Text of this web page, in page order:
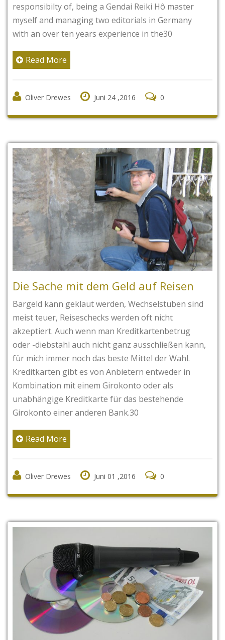
responsibilty of, being a Gendai Reiki Hô master
myself and managing two editorials in Germany
with an over ten years experience in the30
Read More
Oliver Drewes Juni 24 ,2016 0
Die Sache mit dem Geld auf Reisen
Bargeld kann geklaut werden, Wechselstuben sind
meist teuer, Reiseschecks werden oft nicht
akzeptiert. Auch wenn man Kreditkartenbetrug
oder -diebstahl auch nicht ganz ausschließen kann,
für mich immer noch das beste Mittel der Wahl.
Kreditkarten gibt es von Anbietern entweder in
Kombination mit einem Girokonto oder als
unabhängige Kreditkarte für das bestehende
Girokonto einer anderen Bank.30
Read More
Oliver Drewes Juni 01 ,2016 0